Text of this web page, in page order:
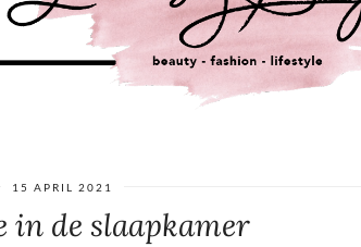
15 APRIL 2021
in de slaapkamer